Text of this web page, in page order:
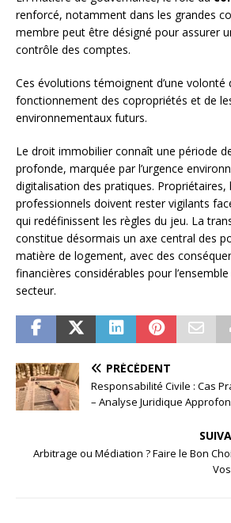
renforcé, notamment dans les grandes
membre peut être désigné pour assurer
contrôle des comptes.
Ces évolutions témoignent d’une volonté
fonctionnement des copropriétés et de
environnementaux futurs.
Le droit immobilier connaît une période
profonde, marquée par l’urgence
digitalisation des pratiques.
professionnels doivent rester vigilants
qui redéfinissent les règles du jeu. La
constitue désormais un axe central des
matière de logement, avec des
financières considérables pour
secteur.
PRÉCÉDENT
Responsabilité Civile : Cas
– Analyse Juridique
Arbitrage ou Médiation ? Faire le Bon